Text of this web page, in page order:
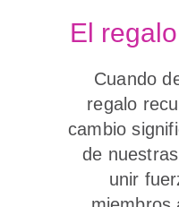
El
Cuando
regalo
cambio
de
unir